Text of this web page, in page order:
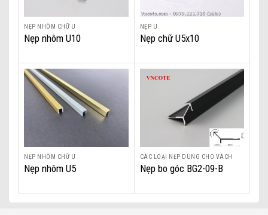
NẸP NHÔM CHỮ U
Nẹp nhôm U10
NẸP U
Nẹp chữ U5x10
NẸP NHÔM CHỮ U
Nẹp nhôm U5
CÁC LOẠI NẸP DÙNG CHO VÁCH
Nẹp bo góc BG2-09-B